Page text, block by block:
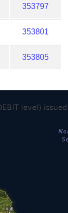
353797
353801
353805